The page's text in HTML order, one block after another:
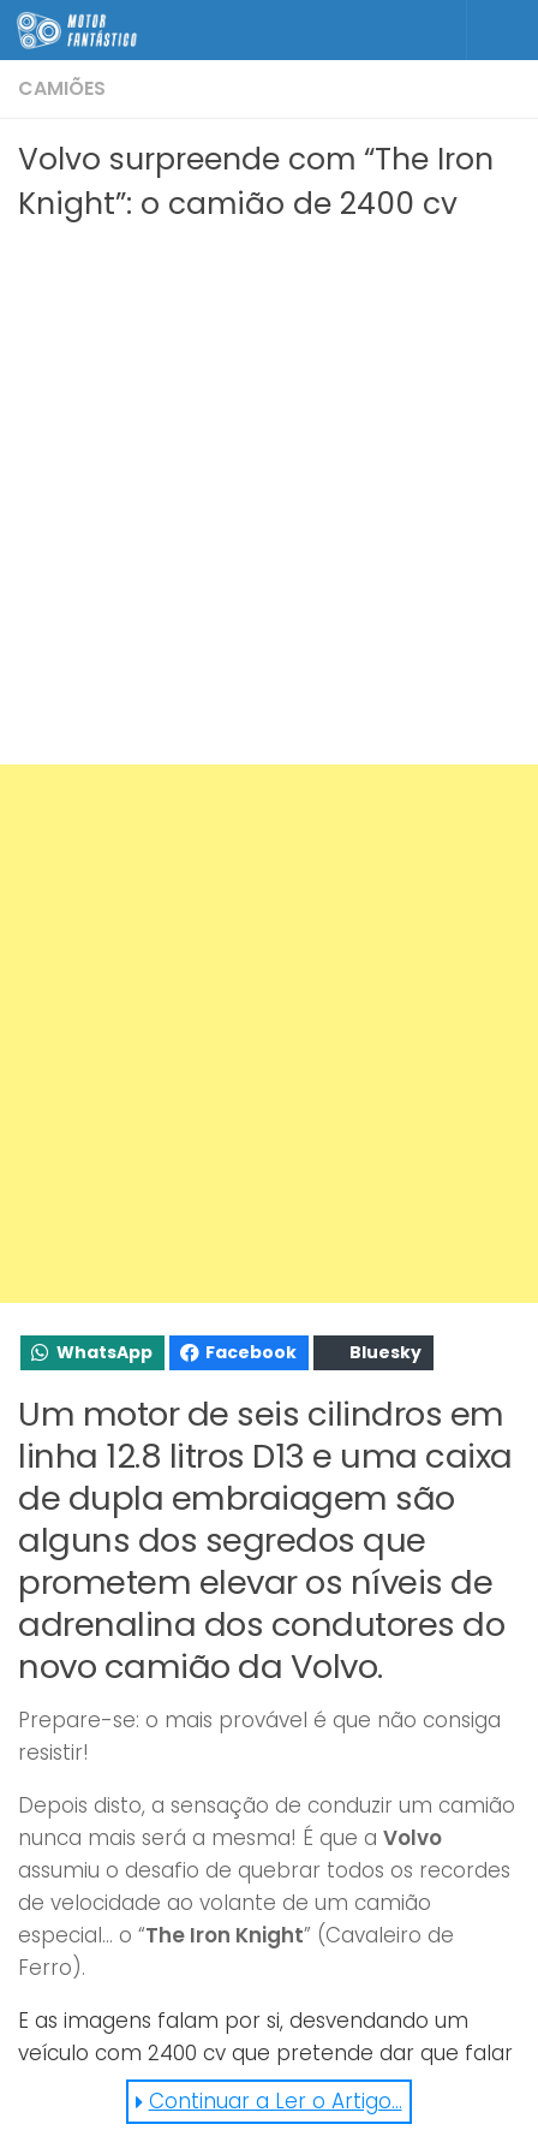
Skip to content
CAMIÕES
Volvo surpreende com “The Iron
Knight”: o camião de 2400 cv
WhatsApp Facebook Bluesky
Um motor de seis cilindros em
linha 12.8 litros D13 e uma caixa
de dupla embraiagem são
alguns dos segredos que
prometem elevar os níveis de
adrenalina dos condutores do
novo camião da Volvo.
Prepare-se: o mais provável é que não consiga
resistir!
Depois disto, a sensação de conduzir um camião
nunca mais será a mesma! É que a Volvo
assumiu o desafio de quebrar todos os recordes
de velocidade ao volante de um camião
especial… o “The Iron Knight” (Cavaleiro de
Ferro).
E as imagens falam por si, desvendando um
veículo com 2400 cv que pretende dar que falar
(em termos de rapidez) dos 0 aos 500 metros e
dos 0 aos 1000 metros. Sem dúvida a proposta
Continuar a Ler o Artigo...